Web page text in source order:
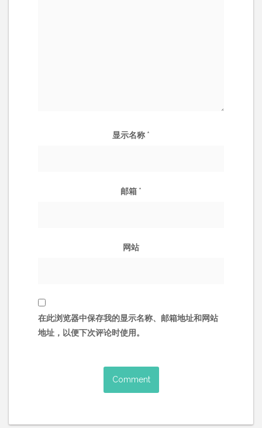
显示名称 *
邮箱 *
网站
在此浏览器中保存我的显示名称、邮箱地址和网站
地址，以便下次评论时使用。